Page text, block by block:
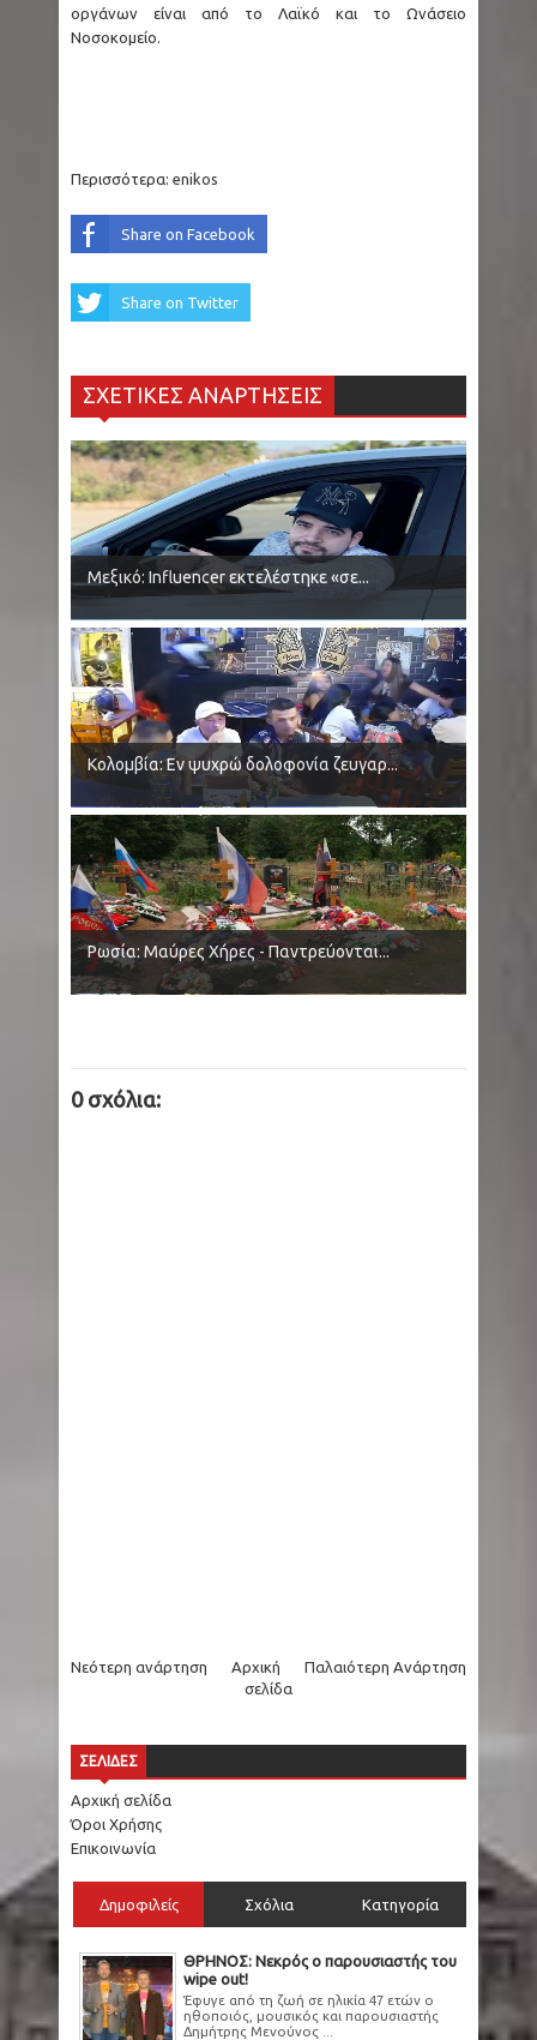
οργάνων είναι από το Λαϊκό και το Ωνάσειο
Νοσοκομείο.
Περισσότερα: enikos
Share on Facebook
Share on Twitter
ΣΧΕΤΙΚΕΣ ΑΝΑΡΤΗΣΕΙΣ
Μεξικό: Influencer εκτελέστηκε «σε...
Κολομβία: Εν ψυχρώ δολοφονία ζευγαρ...
Ρωσία: Μαύρες Χήρες - Παντρεύονται...
0 σχόλια:
Νεότερη ανάρτηση Παλαιότερη Ανάρτηση
Αρχική
σελίδα
ΣΕΛΙΔΕΣ
Αρχική σελίδα
Όροι Χρήσης
Επικοινωνία
Δημοφιλείς Σχόλια Κατηγορία
ΘΡΗΝΟΣ: Νεκρός ο παρουσιαστής του
wipe out!
Έφυγε από τη ζωή σε ηλικία 47 ετών ο
ηθοποιός, μουσικός και παρουσιαστής
Δημήτρης Μενούνος ...